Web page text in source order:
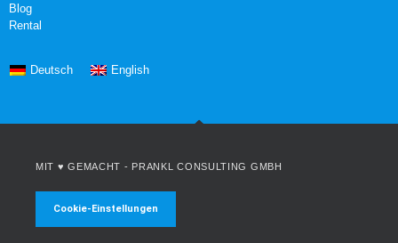
Blog
Rental
Deutsch English
MIT ♥ GEMACHT - PRANKL CONSULTING GMBH
Cookie-Einstellungen